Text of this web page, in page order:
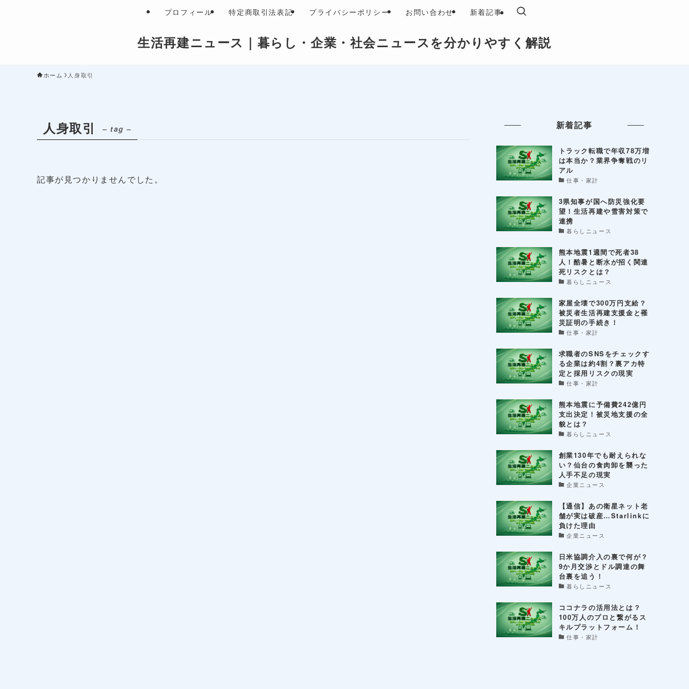
生活再建ニュース｜暮らし・企業・社会ニュースを分かりやすく解説
プロフィール 特定商取引法表記 プライバシーポリシー お問い合わせ 新着記事
ホーム 人身取引
人身取引 – tag –
記事が見つかりませんでした。
新着記事
トラック転職で年収78万増
は本当か？業界争奪戦のリ
アル
仕事・家計
3県知事が国へ防災強化要
望！生活再建や雪害対策で
連携
暮らしニュース
熊本地震1週間で死者38
人！酷暑と断水が招く関連
死リスクとは？
暮らしニュース
家屋全壊で300万円支給？
被災者生活再建支援金と罹
災証明の手続き！
仕事・家計
求職者のSNSをチェックす
る企業は約4割？裏アカ特
定と採用リスクの現実
仕事・家計
熊本地震に予備費242億円
支出決定！被災地支援の全
貌とは？
暮らしニュース
創業130年でも耐えられな
い？仙台の食肉卸を襲った
人手不足の現実
企業ニュース
【通信】あの衛星ネット老
舗が実は破産…Starlinkに
負けた理由
企業ニュース
日米協調介入の裏で何が？
9か月交渉とドル調達の舞
台裏を追う！
暮らしニュース
ココナラの活用法とは？
100万人のプロと繋がるス
キルプラットフォーム！
仕事・家計